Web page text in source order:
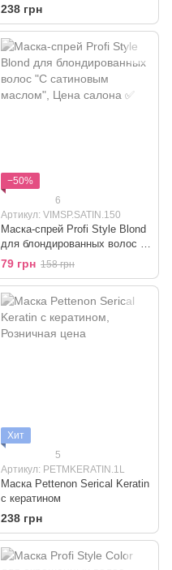
бамбука
238 грн
−50%
6
Артикул: VIMSP.SATIN.150
Маска-спрей Profi Style Blond
для блондированных волос "С
сатиновым маслом"
79 грн 158 грн
Хит
5
Артикул: PETMKERATIN.1L
Маска Pettenon Serical Keratin
с кератином
238 грн